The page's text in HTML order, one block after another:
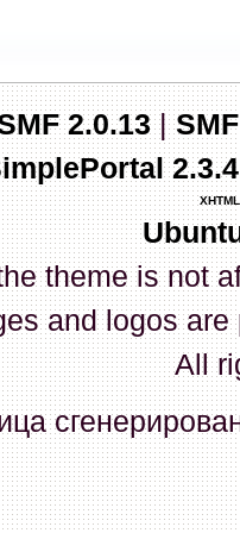
10:02:33
с
05:22:56
тому же
12:56:37
доброго
1245, 3-
чтобы
в системе
2.0.13|
XHTML
theme is not
and logos
All